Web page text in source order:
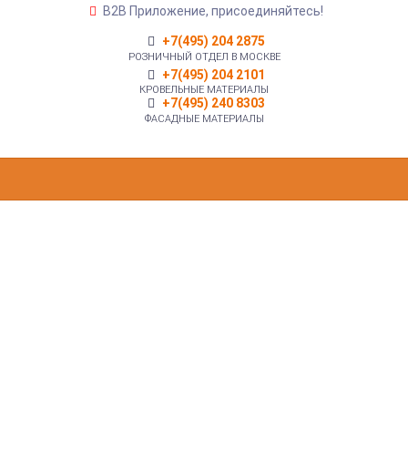
B2B Приложение, присоединяйтесь!
+7(495) 204 2875
РОЗНИЧНЫЙ ОТДЕЛ В МОСКВЕ
+7(495) 204 2101
КРОВЕЛЬНЫЕ МАТЕРИАЛЫ
+7(495) 240 8303
ФАСАДНЫЕ МАТЕРИАЛЫ